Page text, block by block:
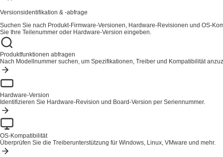
Versionsidentifikation & -abfrage
Suchen Sie nach Produkt-Firmware-Versionen, Hardware-Revisionen und OS-
Sie Ihre Teilenummer oder Hardware-Version eingeben.
Produktfunktionen abfragen
Nach Modellnummer suchen, um Spezifikationen, Treiber und Kompatibilität
Hardware-Version
Identifizieren Sie Hardware-Revision und Board-Version per Seriennummer.
OS-Kompatibilität
Überprüfen Sie die Treiberunterstützung für Windows, Linux, VMware und mehr.